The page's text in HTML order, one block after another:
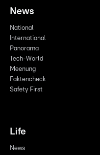
News
National
International
Panorama
Tech-World
Meenung
Faktencheck
Safety First
Life
News